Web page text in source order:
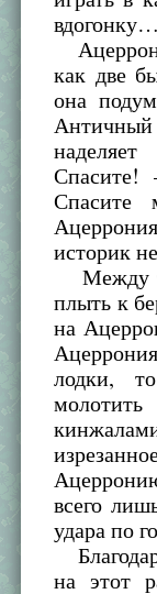
вдогонку…
как две
она
Спасите!
Спасите
историк
Между
плыть к
на
лодки,
всего
удара по
на этот